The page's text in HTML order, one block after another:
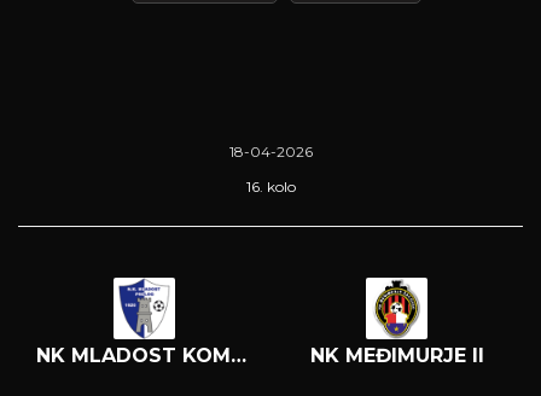
18-04-2026
16. kolo
NK MLADOST KOMET NK MEĐIMURJE II